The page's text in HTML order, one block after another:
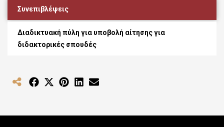
Συνεπιβλέψεις
Διαδικτυακή πύλη για υποβολή αίτησης για
διδακτορικές σπουδές
Share Share
(Twitter)
Share Share